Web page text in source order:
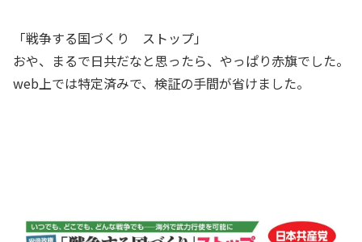
「戦争する国づくり ストップ」
おや、まるで日共だなと思ったら、やっぱり赤旗でした。
web上では特定済みで、検証の手間が省けました。